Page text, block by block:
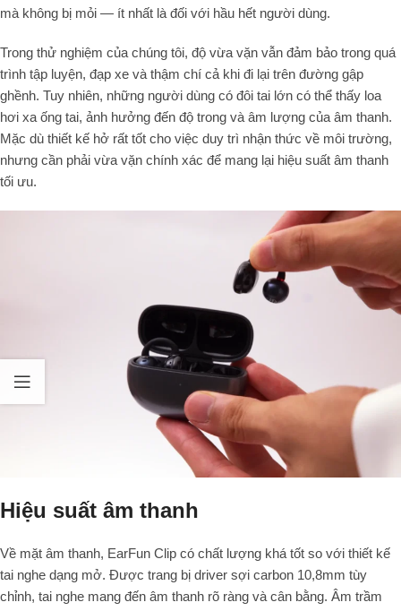
mà không bị mỏi — ít nhất là đối với hầu hết người dùng.
Trong thử nghiệm của chúng tôi, độ vừa vặn vẫn đảm bảo trong quá
trình tập luyện, đạp xe và thậm chí cả khi đi lại trên đường gập
ghềnh. Tuy nhiên, những người dùng có đôi tai lớn có thể thấy loa
hơi xa ống tai, ảnh hưởng đến độ trong và âm lượng của âm thanh.
Mặc dù thiết kế hở rất tốt cho việc duy trì nhận thức về môi trường,
nhưng cần phải vừa vặn chính xác để mang lại hiệu suất âm thanh
tối ưu.
Hiệu suất âm thanh
Về mặt âm thanh, EarFun Clip có chất lượng khá tốt so với thiết kế
tai nghe dạng mở. Được trang bị driver sợi carbon 10,8mm tùy
chỉnh, tai nghe mang đến âm thanh rõ ràng và cân bằng. Âm trầm